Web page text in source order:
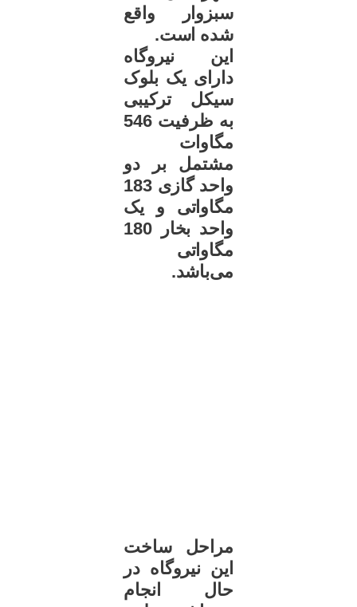
سبزوار واقع
شده است.
این نیروگاه
دارای یک بلوک
سیکل ترکیبی
به ظرفیت 546
مگاوات
مشتمل بر دو
واحد گازی 183
مگاواتی و یک
واحد بخار 180
مگاواتی
می‌باشد.
مراحل ساخت
این نیروگاه در
حال انجام